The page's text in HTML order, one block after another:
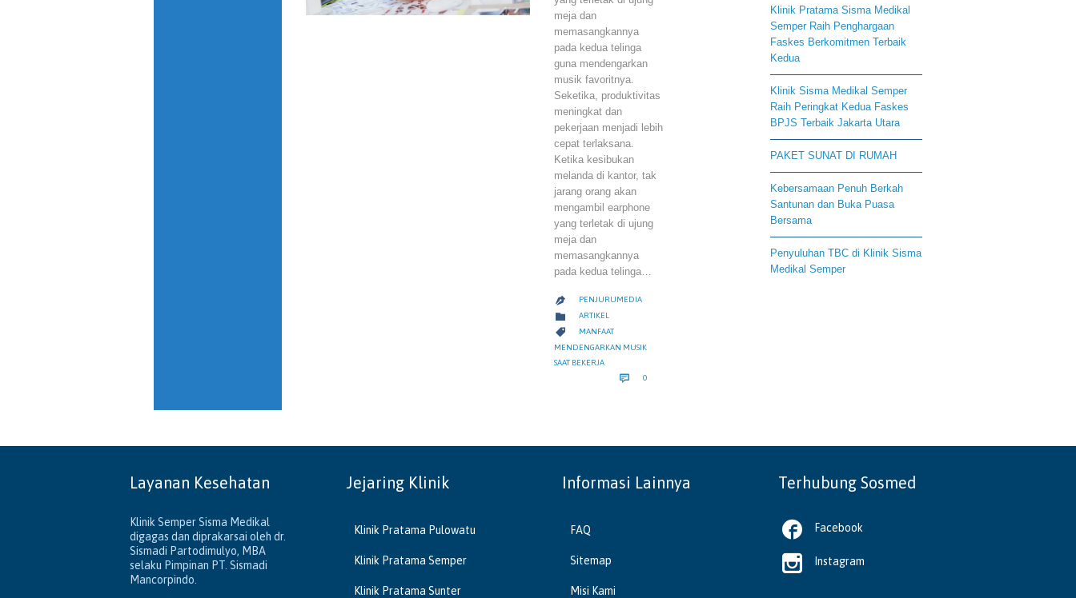
meja dan
memasangkannya
pada kedua telinga
guna mendengarkan
musik favoritnya.
Seketika, produktivitas
meningkat dan
pekerjaan menjadi lebih
cepat terlaksana.
Ketika kesibukan
melanda di kantor, tak
jarang orang akan
mengambil earphone
yang terletak di ujung
meja dan
memasangkannya
pada kedua telinga…
 PENJURUMEDIA
 CATEGORY
ARTIKEL
 CATEGORY
MANFAAT
MENDENGARKAN MUSIK
SAAT BEKERJA
 0
Klinik Pratama Sisma Medikal
Semper Raih Penghargaan
Faskes Berkomitmen Terbaik
Kedua
Klinik Sisma Medikal Semper
Raih Peringkat Kedua Faskes
BPJS Terbaik Jakarta Utara
PAKET SUNAT DI RUMAH
Kebersamaan Penuh Berkah
Santunan dan Buka Puasa
Bersama
Penyuluhan TBC di Klinik Sisma
Medikal Semper
Layanan Kesehatan
Klinik Semper Sisma Medikal
digagas dan diprakarsai oleh dr.
Sismadi Partodimulyo, MBA
selaku Pimpinan PT. Sismadi
Mancorpindo.
Jejaring Klinik
Klinik Pratama Pulowatu
Klinik Pratama Semper
Klinik Pratama Sunter
Informasi Lainnya
FAQ
Sitemap
Misi Kami
Terhubung Sosmed
 Facebook
 Instagram